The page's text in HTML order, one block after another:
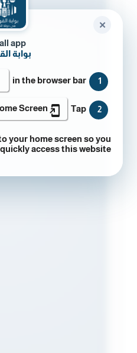
app
بوابة
1
in the browser bar.
2
Tap
Screen
your home screen so you
access this website.
✕